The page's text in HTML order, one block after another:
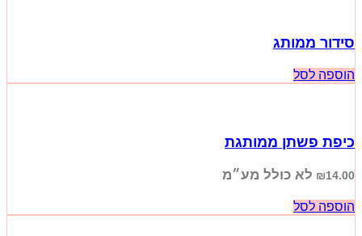
סידור ממותג
הוספה לסל
כיפת פשתן ממותגת
₪14.00 לא כולל מע״מ
הוספה לסל